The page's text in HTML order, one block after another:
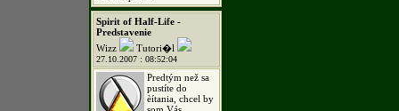
Spirit of Half-Life -
Predstavenie
Wizz
Tutori�l
27.10.2007 : 08:52:04
Predtým než sa
pustíte do
èítania, chcel by